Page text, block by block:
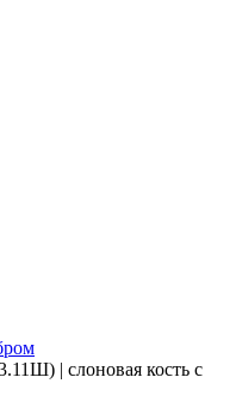
| слоновая кость с